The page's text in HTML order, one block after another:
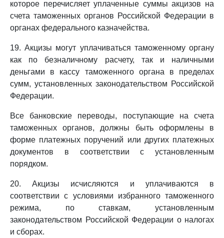
которое перечисляет уплаченные суммы акцизов на
счета таможенных органов Российской Федерации в
органах федерального казначейства.
19. Акцизы могут уплачиваться таможенному органу
как по безналичному расчету, так и наличными
деньгами в кассу таможенного органа в пределах
сумм, установленных законодательством Российской
Федерации.
Все банковские переводы, поступающие на счета
таможенных органов, должны быть оформлены в
форме платежных поручений или других платежных
документов в соответствии с установленным
порядком.
20. Акцизы исчисляются и уплачиваются в
соответствии с условиями избранного таможенного
режима, по ставкам, установленным
законодательством Российской Федерации о налогах
и сборах.